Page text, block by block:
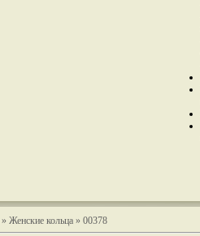
» Женские кольца » 00378